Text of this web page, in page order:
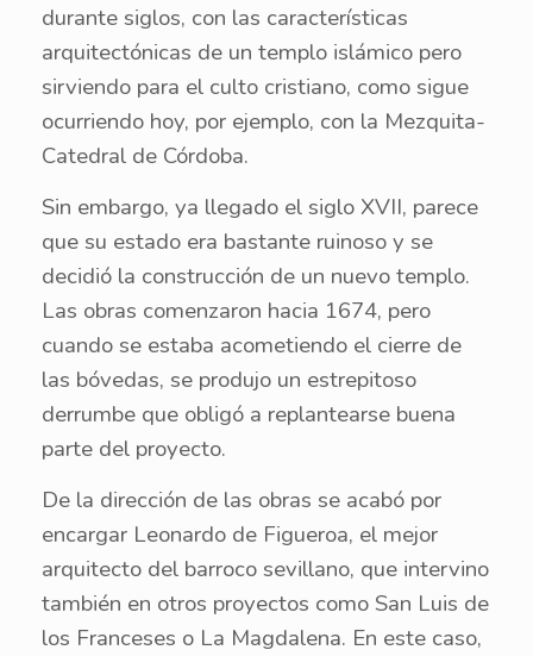
durante siglos, con las características
arquitectónicas de un templo islámico pero
sirviendo para el culto cristiano, como sigue
ocurriendo hoy, por ejemplo, con la Mezquita-
Catedral de Córdoba.
Sin embargo, ya llegado el siglo XVII, parece
que su estado era bastante ruinoso y se
decidió la construcción de un nuevo templo.
Las obras comenzaron hacia 1674, pero
cuando se estaba acometiendo el cierre de
las bóvedas, se produjo un estrepitoso
derrumbe que obligó a replantearse buena
parte del proyecto.
De la dirección de las obras se acabó por
encargar Leonardo de Figueroa, el mejor
arquitecto del barroco sevillano, que intervino
también en otros proyectos como San Luis de
los Franceses o La Magdalena. En este caso,